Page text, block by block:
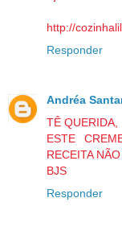
http://
Responder
Andréa
TÊ QUERIDA,
ESTE
RECEITA
BJS
Responder